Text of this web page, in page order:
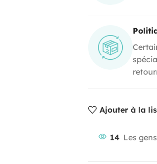
Ajouter à la
14 Les